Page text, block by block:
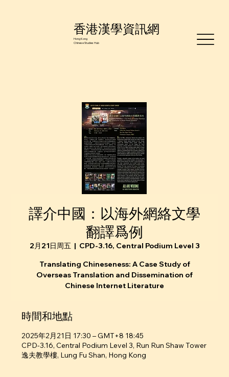
香港漢學資訊網
Hong Kong
Chinese Studies Hub
譯介中國：以海外網絡⽂學
翻譯爲例
2月21日周五
  |
CPD-3.16, Central Podium Level 3
Translating Chineseness: A Case Study of
Overseas Translation and Dissemination of
Chinese Internet Literature
時間和地點
2025年2月21日 17:30 – GMT+8 18:45
CPD-3.16, Central Podium Level 3, Run Run Shaw Tower
逸夫教學樓, Lung Fu Shan, Hong Kong